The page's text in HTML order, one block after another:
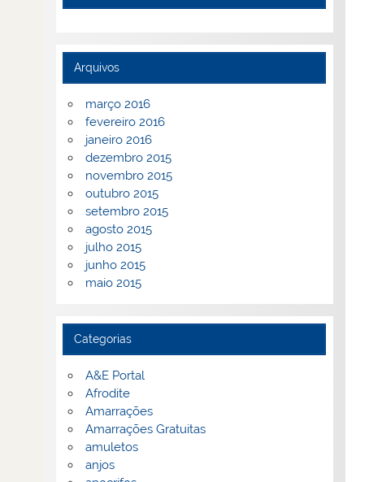
Arquivos
março 2016
fevereiro 2016
janeiro 2016
dezembro 2015
novembro 2015
outubro 2015
setembro 2015
agosto 2015
julho 2015
junho 2015
maio 2015
Categorias
A&E Portal
Afrodite
Amarrações
Amarrações Gratuitas
amuletos
anjos